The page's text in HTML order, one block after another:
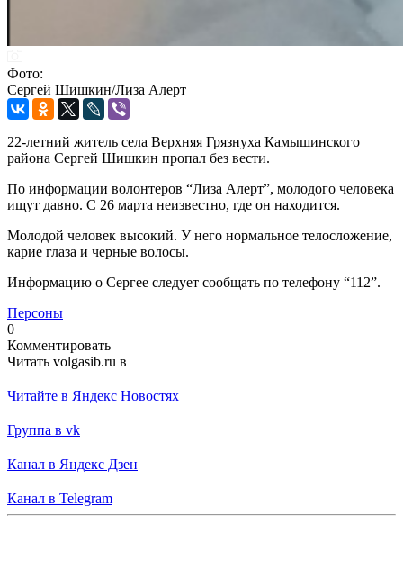
Фото:
Сергей Шишкин/Лиза Алерт
22-летний житель села Верхняя Грязнуха Камышинского
района Сергей Шишкин пропал без вести.
По информации волонтеров “Лиза Алерт”, молодого человека
ищут давно. С 26 марта неизвестно, где он находится.
Молодой человек высокий. У него нормальное телосложение,
карие глаза и черные волосы.
Информацию о Сергее следует сообщать по телефону “112”.
Персоны
0
Комментировать
Читать volgasib.ru в
Читайте в Яндекс Новостях
Группа в vk
Канал в Яндекс Дзен
Канал в Telegram